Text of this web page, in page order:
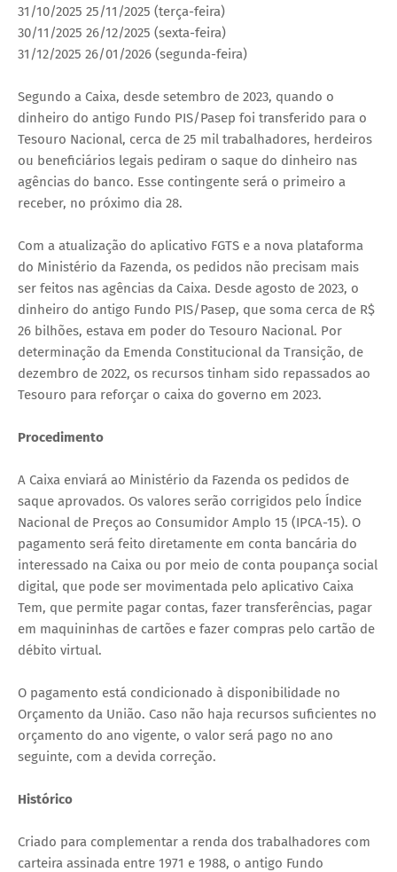
31/10/2025 25/11/2025 (terça-feira)
30/11/2025 26/12/2025 (sexta-feira)
31/12/2025 26/01/2026 (segunda-feira)
Segundo a Caixa, desde setembro de 2023, quando o
dinheiro do antigo Fundo PIS/Pasep foi transferido para o
Tesouro Nacional, cerca de 25 mil trabalhadores, herdeiros
ou beneficiários legais pediram o saque do dinheiro nas
agências do banco. Esse contingente será o primeiro a
receber, no próximo dia 28.
Com a atualização do aplicativo FGTS e a nova plataforma
do Ministério da Fazenda, os pedidos não precisam mais
ser feitos nas agências da Caixa. Desde agosto de 2023, o
dinheiro do antigo Fundo PIS/Pasep, que soma cerca de R$
26 bilhões, estava em poder do Tesouro Nacional. Por
determinação da Emenda Constitucional da Transição, de
dezembro de 2022, os recursos tinham sido repassados ao
Tesouro para reforçar o caixa do governo em 2023.
Procedimento
A Caixa enviará ao Ministério da Fazenda os pedidos de
saque aprovados. Os valores serão corrigidos pelo Índice
Nacional de Preços ao Consumidor Amplo 15 (IPCA-15). O
pagamento será feito diretamente em conta bancária do
interessado na Caixa ou por meio de conta poupança social
digital, que pode ser movimentada pelo aplicativo Caixa
Tem, que permite pagar contas, fazer transferências, pagar
em maquininhas de cartões e fazer compras pelo cartão de
débito virtual.
O pagamento está condicionado à disponibilidade no
Orçamento da União. Caso não haja recursos suficientes no
orçamento do ano vigente, o valor será pago no ano
seguinte, com a devida correção.
Histórico
Criado para complementar a renda dos trabalhadores com
carteira assinada entre 1971 e 1988, o antigo Fundo